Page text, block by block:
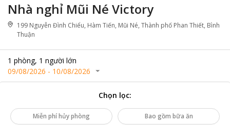
Nhà nghỉ Mũi Né Victory
199 Nguyễn Đình Chiểu, Hàm Tiến, Mũi Né, Thành phố Phan Thiết, Bình
Thuận
1 phòng, 1 người lớn
09/08/2026 - 10/08/2026
Chọn lọc:
Miễn phí hủy phòng Bao gồm bữa ăn